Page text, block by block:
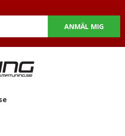
ANMÄL MIG